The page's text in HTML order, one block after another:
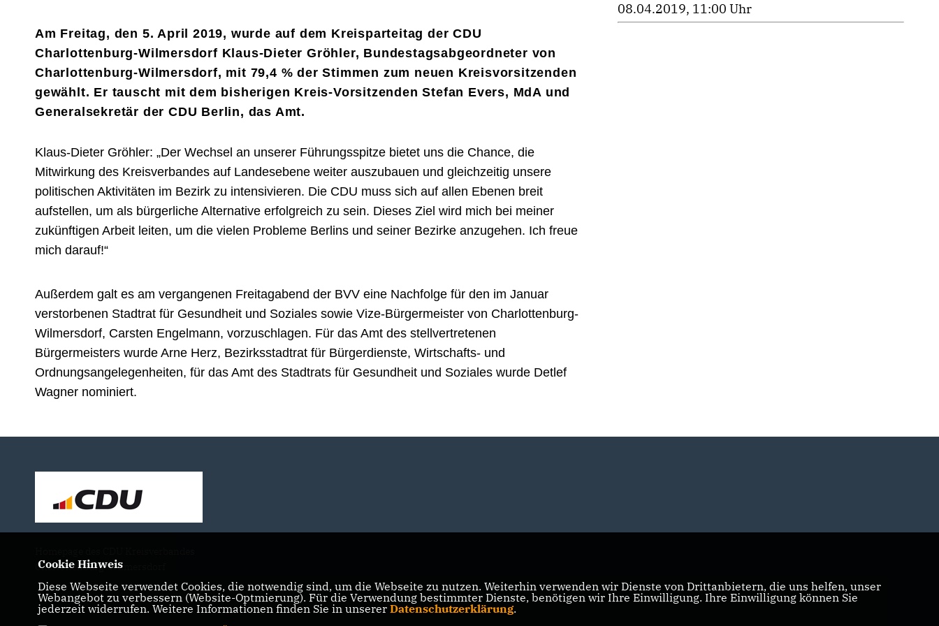
Am Freitag, den 5. April 2019, wurde auf dem Kreisparteitag der CDU
Charlottenburg-Wilmersdorf Klaus-Dieter Gröhler, Bundestagsabgeordneter von
Charlottenburg-Wilmersdorf, mit 79,4 %der Stimmen zum neuen Kreisvorsitzenden
gewählt. Er tauscht mit dem bisherigen Kreis-Vorsitzenden Stefan Evers, MdA und
Generalsekretär der CDU Berlin, das Amt.
Klaus-Dieter Gröhler: „Der Wechsel an unserer Führungsspitze bietet uns die Chance, die
Mitwirkung des Kreisverbandes auf Landesebene weiter auszubauen und gleichzeitig unsere
politischen Aktivitäten im Bezirk zu intensivieren. Die CDU muss sich auf allen Ebenen breit
aufstellen, um als bürgerliche Alternative erfolgreich zu sein. Dieses Ziel wird mich bei meiner
zukünftigen Arbeit leiten, um die vielen Probleme Berlins und seiner Bezirke anzugehen. Ich freue
mich darauf!“
Außerdem galt es am vergangenen Freitagabend der BVV eine Nachfolge für den im Januar
verstorbenen Stadtrat für Gesundheit und Soziales sowie Vize-Bürgermeister von Charlottenburg-
Wilmersdorf, Carsten Engelmann, vorzuschlagen. Für das Amt des stellvertretenen
Bürgermeisters wurde Arne Herz, Bezirksstadtrat für Bürgerdienste, Wirtschafts- und
Ordnungsangelegenheiten, für das Amt des Stadtrats für Gesundheit und Soziales wurde Detlef
Wagner nominiert.
08.04.2019, 11:00 Uhr
Charlottenburg-Wilmersdorf
Cookie Hinweis
Diese Webseite verwendet Cookies, die notwendig sind, um die Webseite zu nutzen. Weiterhin verwenden wir Dienste von Drittanbietern, die uns helfen, unser
Webangebot zu verbessern (Website-Optmierung). Für die Verwendung bestimmter Dienste, benötigen wir Ihre Einwilligung. Ihre Einwilligung können Sie
jederzeit widerrufen. Weitere Informationen finden Sie in unserer Datenschutzerklärung.